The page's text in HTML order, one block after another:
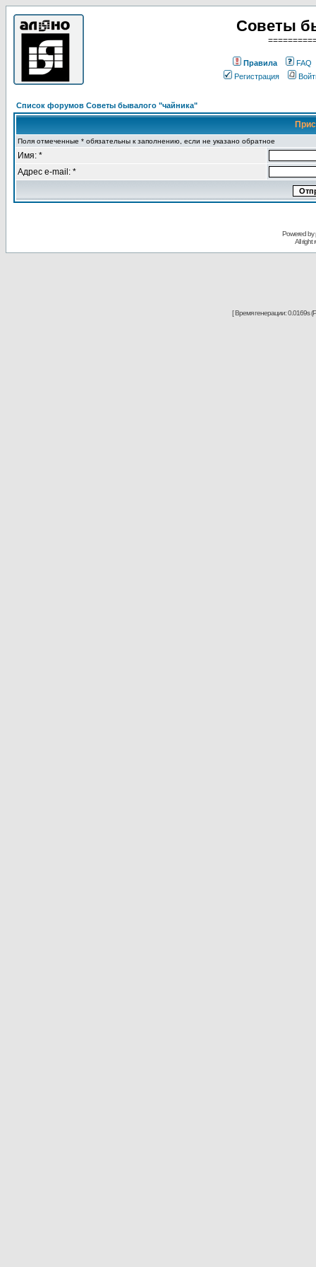
Советы
Правила
FAQ
Регистрация
Список форумов Советы бывалого "чайника"
Поля отмеченные * обязательны к заполнению, если не указано обратное
Имя: *
Адрес e-mail: *
Powered
All right
[ Время генерации: 0.0169s